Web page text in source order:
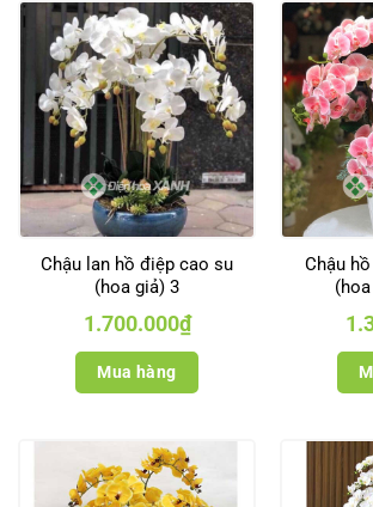
Chậu lan hồ điệp cao su
(hoa giả) 3
1.700.000₫
Mua hàng
Chậu